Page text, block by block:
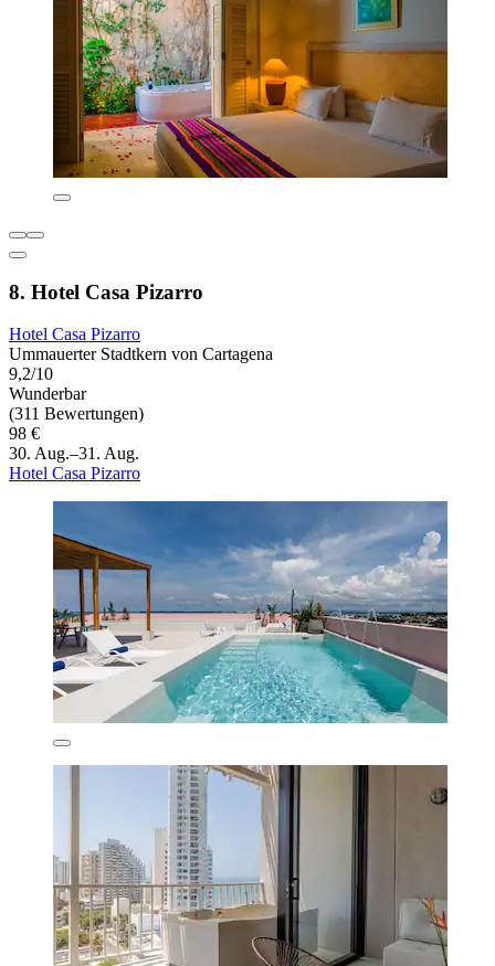
8. Hotel Casa Pizarro
Hotel Casa Pizarro
Ummauerter Stadtkern von Cartagena
9,2/10
Wunderbar
(311 Bewertungen)
98 €
30. Aug.–31. Aug.
Hotel Casa Pizarro